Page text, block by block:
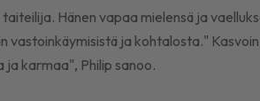
Hänen vapaa mielensä ja
vastoinkäymisistä ja kohtalosta."
ja karmaa", Philip sanoo.